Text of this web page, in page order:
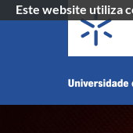
Este website utiliza